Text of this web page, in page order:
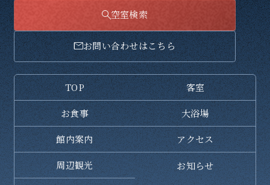
空室検索
お問い合わせはこちら
TOP 客室
お食事 大浴場
館内案内 アクセス
周辺観光 お知らせ